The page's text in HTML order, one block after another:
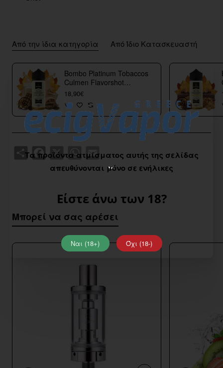
Τα προϊόντα ατμίσματος αυτής της σελίδας
απευθύνονται μόνο σε ενήλικες
Είστε άνω των 18?
Ναι (18+) Όχι (18-)
Από την ίδια κατηγορία Από Ίδιο Κατασκευαστή
Bombo Platinum Tobaccos
Culmen Flavorshot
40/120ml
18,90€
Μπορεί να σας αρέσει